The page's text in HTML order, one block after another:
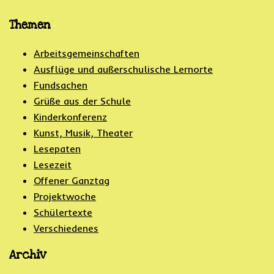
Themen
Arbeitsgemeinschaften
Ausflüge und außerschulische Lernorte
Fundsachen
Grüße aus der Schule
Kinderkonferenz
Kunst, Musik, Theater
Lesepaten
Lesezeit
Offener Ganztag
Projektwoche
Schülertexte
Verschiedenes
Archiv